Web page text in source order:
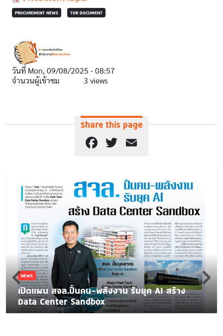
PROCUREMENT NEWS TOR DOCUMENT
วันที่ Mon, 09/08/2025 - 08:57
จำนวนผู้เข้าชม
3 views
Share this page
Facebook
Twitter
NEWS
เปิดแผน สจล.ปั้นคน-พลังงาน รับยุค AI สร้าง
Data Center Sandbox